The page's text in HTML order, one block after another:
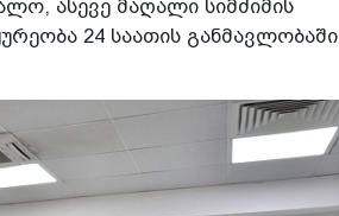
ასევე მაღალი სიმძიმის
24 საათის განმავლობაში